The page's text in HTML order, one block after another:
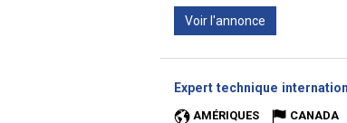
Voir l'annonce
Expert technique
AMÉRIQUES CANADA